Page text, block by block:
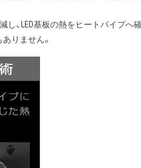
し、LED基板の熱をヒートパイプへ
りません。